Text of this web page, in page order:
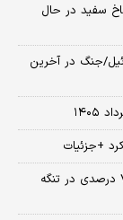
سفید در حال
جنگ در آخرین
+جزئیات
رویترز: ایران و عمان برای تعیین تعرفه ترانزیت ۳ تا ۷ درصدی در تنگه